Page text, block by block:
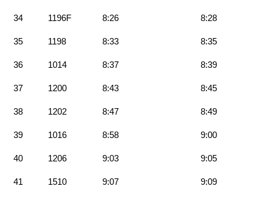
34 1196F 8:26 8:28
35 1198 8:33 8:35
36 1014 8:37 8:39
37 1200 8:43 8:45
38 1202 8:47 8:49
39 1016 8:58 9:00
40 1206 9:03 9:05
41 1510 9:07 9:09